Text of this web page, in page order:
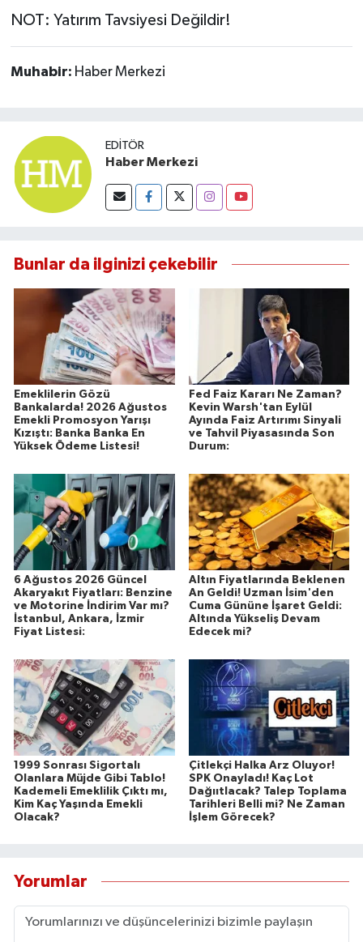
NOT: Yatırım Tavsiyesi Değildir!
Muhabir: Haber Merkezi
EDITÖR
Haber Merkezi
Bunlar da ilginizi çekebilir
Emeklilerin Gözü
Bankalarda! 2026 Ağustos
Emekli Promosyon Yarışı
Kızıştı: Banka Banka En
Yüksek Ödeme Listesi!
Fed Faiz Kararı Ne Zaman?
Kevin Warsh'tan Eylül
Ayında Faiz Artırımı Sinyali
ve Tahvil Piyasasında Son
Durum:
6 Ağustos 2026 Güncel
Akaryakıt Fiyatları: Benzine
ve Motorine İndirim Var mı?
İstanbul, Ankara, İzmir
Fiyat Listesi:
Altın Fiyatlarında Beklenen
An Geldi! Uzman İsim'den
Cuma Gününe İşaret Geldi:
Altında Yükseliş Devam
Edecek mi?
1999 Sonrası Sigortalı
Olanlara Müjde Gibi Tablo!
Kademeli Emeklilik Çıktı mı,
Kim Kaç Yaşında Emekli
Olacak?
Çitlekçi Halka Arz Oluyor!
SPK Onayladı! Kaç Lot
Dağııtlacak? Talep Toplama
Tarihleri Belli mi? Ne Zaman
İşlem Görecek?
Yorumlar